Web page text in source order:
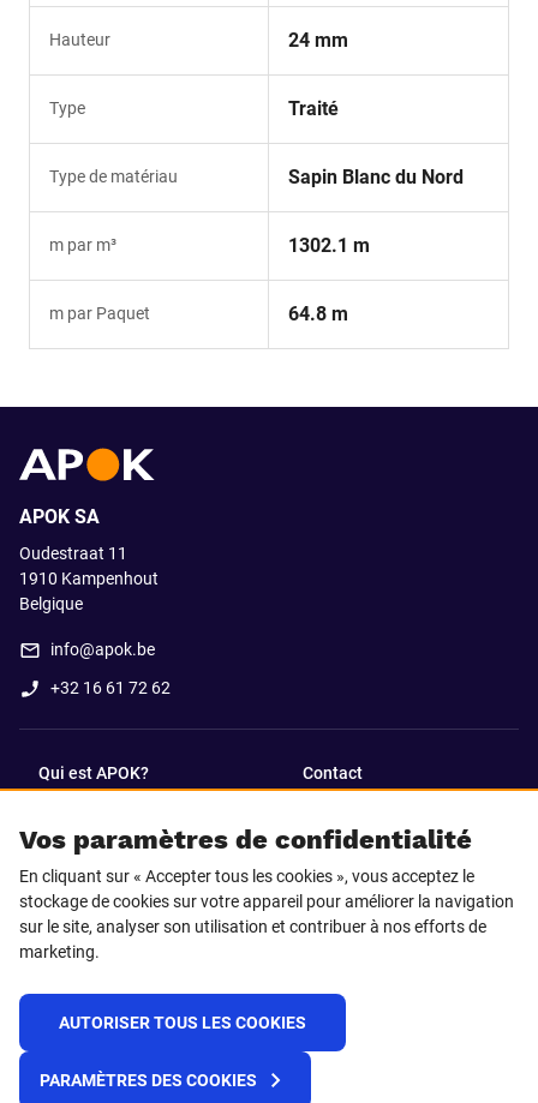
Hauteur 24 mm
Type Traité
Type de matériau Sapin Blanc du Nord
m par m³ 1302.1 m
m par Paquet 64.8 m
Vos paramètres de confidentialité
En cliquant sur « Accepter tous les cookies », vous acceptez le
stockage de cookies sur votre appareil pour améliorer la navigation
sur le site, analyser son utilisation et contribuer à nos efforts de
marketing.
AUTORISER TOUS LES COOKIES
PARAMÈTRES DES COOKIES
APOK SA
Oudestraat 11
1910 Kampenhout
Belgique
info@apok.be
+32 16 61 72 62
Qui est APOK? Contact
SUIVEZ-NOUS SUR
Facebook LinkedIn
© 2025 APOK